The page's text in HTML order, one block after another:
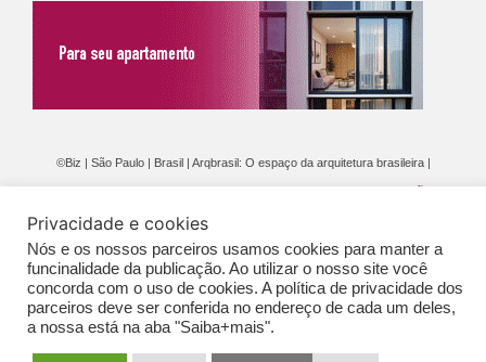
©Biz | São Paulo | Brasil | Arqbrasil: O espaço da arquitetura brasileira |
GERAIS DE PUBLICAÇÃO (CGP
Privacidade e cookies
Nós e os nossos parceiros usamos cookies para manter a
funcinalidade da publicação. Ao utilizar o nosso site você
concorda com o uso de cookies. A política de privacidade dos
parceiros deve ser conferida no endereço de cada um deles,
a nossa está na aba "Saiba+mais".